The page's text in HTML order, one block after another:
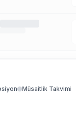
Müsaitlik Takvimi